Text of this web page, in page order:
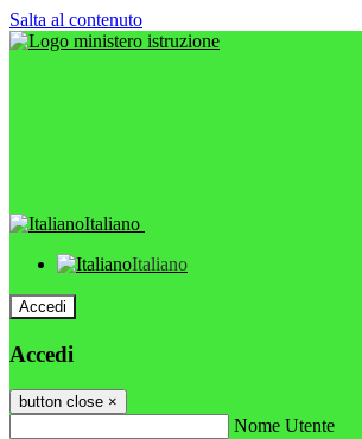
Salta al contenuto
Italiano
Italiano
Accedi
Accedi
button close ×
Nome Utente